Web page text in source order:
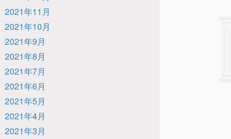
2021年11月
2021年10月
2021年9月
2021年8月
2021年7月
2021年6月
2021年5月
2021年4月
2021年3月